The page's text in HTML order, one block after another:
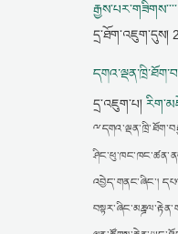
རྒྱས་པར་གཟིགས་་་་
དྲ་ཐོག་འཇུག་དུས།
དྲ་འཇུག་པ།
ྋ
འབྱེད་གནང་ཞིང་།